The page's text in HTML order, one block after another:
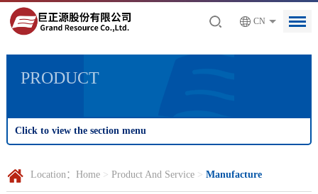
CN
PRODUCT
Click to view the section menu
Location： Home> Product And Service> Manufacture